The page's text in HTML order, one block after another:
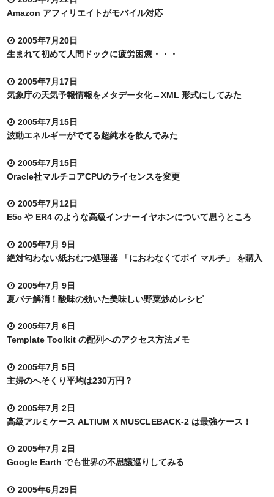
Amazon アフィリエイトがモバイル対応
2005年7月20日
生まれて初めて人間ドックに疲労困憊・・・
2005年7月17日
気象庁の天気予報情報をメタデータ化→XML 形式にしてみた
2005年7月15日
波動エネルギーがでてる超純水を飲んでみた
2005年7月15日
Oracle社マルチコアCPUのライセンスを変更
2005年7月12日
E5c や ER4 のような高級インナーイヤホンについて思うところ
2005年7月 9日
絶対匂わない紙おむつ処理器 「におわなくてポイ マルチ」 を購入
2005年7月 9日
夏バテ解消！酸味の効いた美味しい野菜炒めレシピ
2005年7月 6日
Template Toolkit の配列へのアクセス方法メモ
2005年7月 5日
主婦のへそくり平均は230万円？
2005年7月 2日
高級アルミケース ALTIUM X MUSCLEBACK-2 は最強ケース！
2005年7月 2日
Google Earth でも世界の不思議巡りしてみる
2005年6月29日